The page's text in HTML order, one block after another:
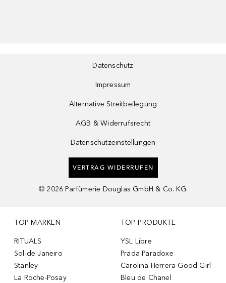
Datenschutz
Impressum
Alternative Streitbeilegung
AGB & Widerrufsrecht
Datenschutzeinstellungen
VERTRAG WIDERRUFEN
© 2026 Parfümerie Douglas GmbH & Co. KG.
TOP-MARKEN
RITUALS
Sol de Janeiro
Stanley
La Roche-Posay
TOP PRODUKTE
YSL Libre
Prada Paradoxe
Carolina Herrera Good Girl
Bleu de Chanel